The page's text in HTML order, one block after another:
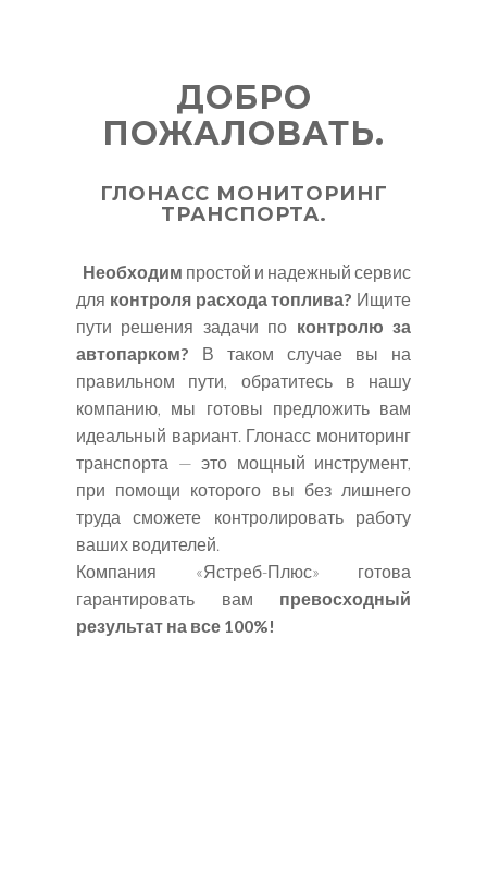
ДОБРО
ПОЖАЛОВАТЬ.
ГЛОНАСС МОНИТОРИНГ
ТРАНСПОРТА.
Необходим простой и надежный сервис
для контроля расхода топлива? Ищите
пути решения задачи по контролю за
автопарком? В таком случае вы на
правильном пути, обратитесь в нашу
компанию, мы готовы предложить вам
идеальный вариант. Глонасс мониторинг
транспорта — это мощный инструмент,
при помощи которого вы без лишнего
труда сможете контролировать работу
ваших водителей.
Компания «Ястреб-Плюс» готова
гарантировать вам превосходный
результат на все 100%!